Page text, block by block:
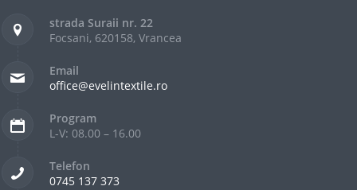
strada Suraii nr. 22
Focsani, 620158, Vrancea
Email
office@evelintextile.ro
Program
L-V: 08.00 – 16.00
Telefon
0745 137 373